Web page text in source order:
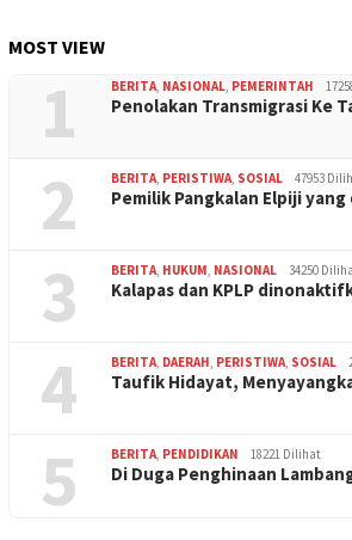
MOST VIEW
1 BERITA NASIONAL PEMERINTAH
Penolakan Transmigrasi Ke
2 BERITA PERISTIWA SOSIAL 47953
Pemilik Pangkalan Elpiji
3 BERITA HUKUM NASIONAL 34250
Kalapas dan KPLP
4 BERITA DAERAH PERISTIWA SOSIAL
Taufik Hidayat,
5 BERITA PENDIDIKAN 18221 Dilihat
Di Duga Penghinaan